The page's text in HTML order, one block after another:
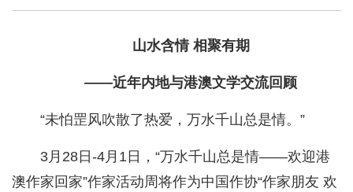
山水含情 相聚有期
——近年内地与港澳文学交流回顾
“未怕罡风吹散了热爱，万水千山总是情。”
3月28日-4月1日，“万水千山总是情——欢迎港
澳作家回家”作家活动周将作为中国作协“作家朋友 欢